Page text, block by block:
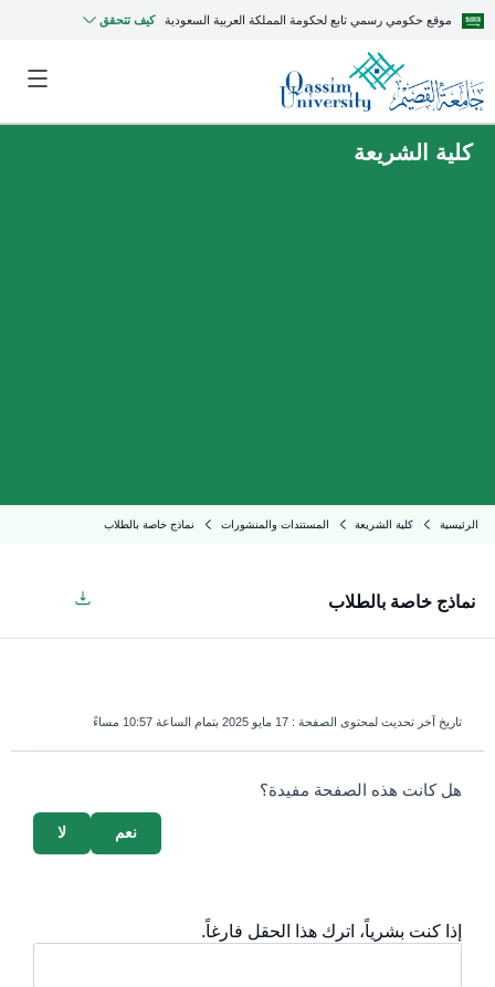
موقع حكومي رسمي تابع لحكومة المملكة العربية السعودية كيف تتحقق
كلية الشريعة
الرئيسية كلية الشريعة المستندات والمنشورات نماذج خاصة بالطلاب
نماذج خاصة بالطلاب
تاريخ آخر تحديث لمحتوى الصفحة : 17 مايو 2025 بتمام الساعة 10:57 مساءً
survey_v2
هل كانت هذه الصفحة مفيدة؟
لا نعم
إذا كنت بشرياً، اترك هذا الحقل فارغاً.